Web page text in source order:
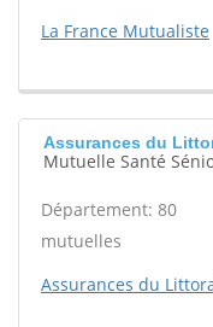
La France Mutualiste
Assurances du
Mutuelle Santé
Département: 80
mutuelles
Assurances du